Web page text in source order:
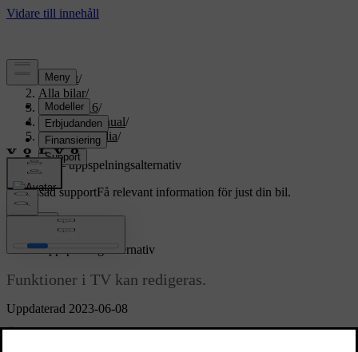
Support/
Alla bilar/
XC70 2016/
Användarmanual/
Ljud och media/
TV/
TV – uppspelningsalternativ
Anpassad supportFå relevant information för just din bil.
Uppdaterad 2023-06-08
TV *– uppspelningsalternativ
Funktioner i TV kan redigeras.
Ändra undertexter